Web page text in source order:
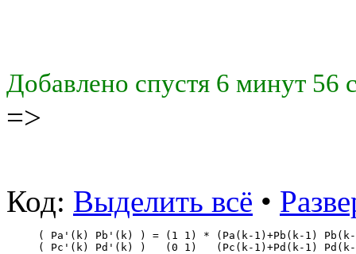
Добавлено спустя 6 минут 56
=>
Код: Выделить всё •
( Pa'(k) Pb'(k) ) = (1 1) * (Pa(k-1)+Pb(k-1)
( Pc'(k) Pd'(k) )   (0 1)   (Pc(k-1)+Pd(k-1)